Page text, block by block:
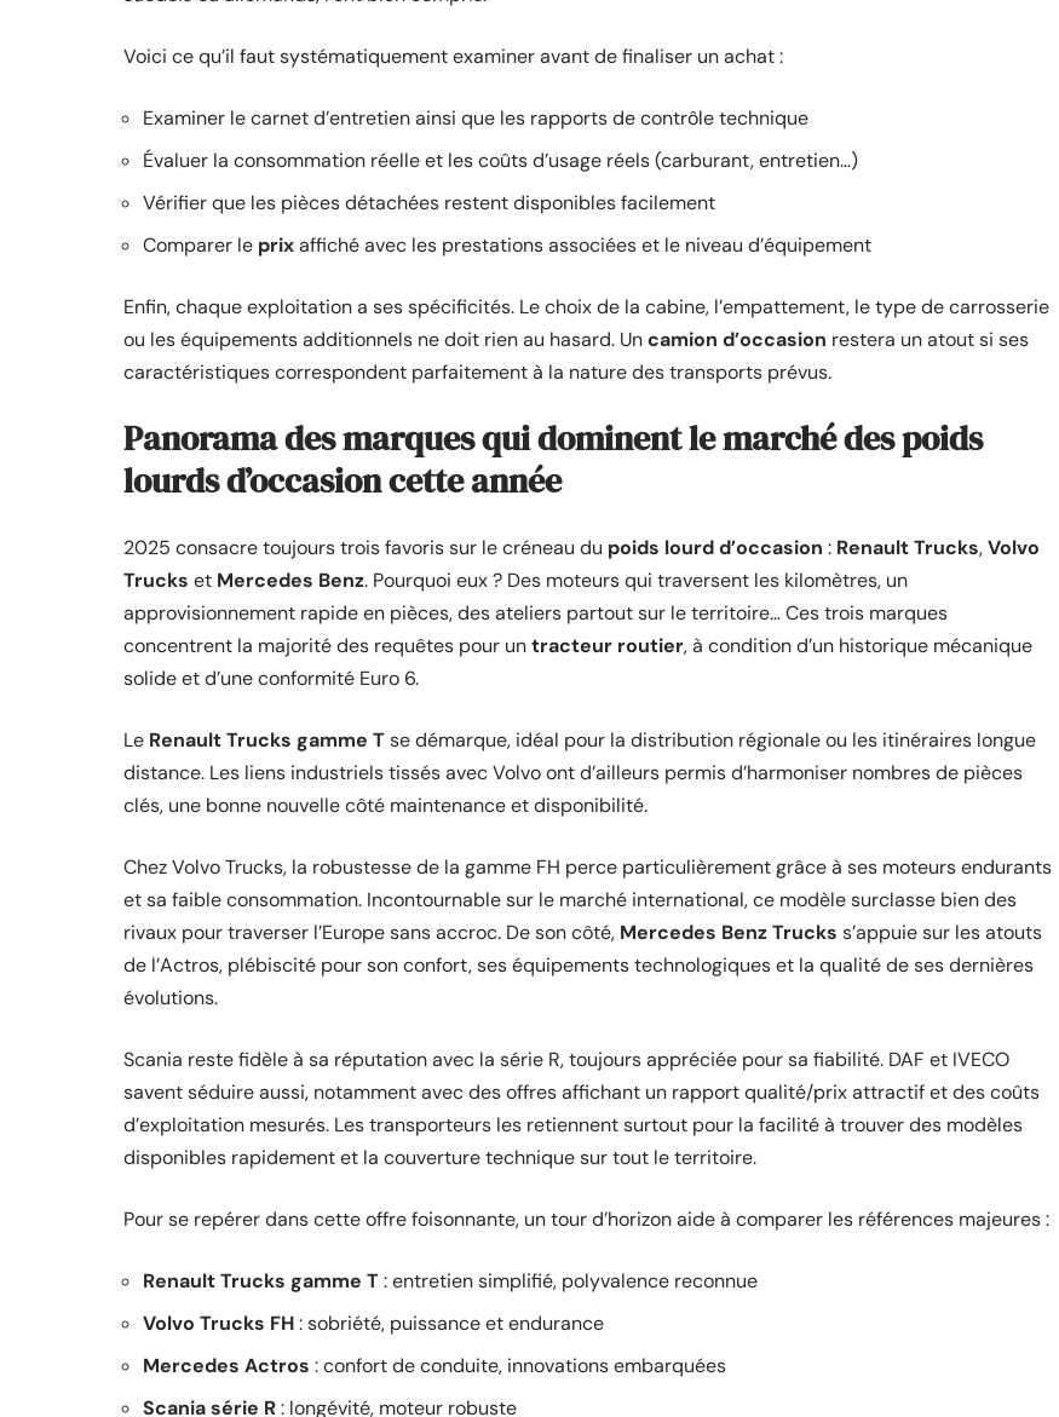
Voici ce qu’il faut systématiquement examiner avant de finaliser un achat :
Examiner le carnet d’entretien ainsi que les rapports de contrôle technique
Évaluer la consommation réelle et les coûts d’usage réels (carburant, entretien…)
Vérifier que les pièces détachées restent disponibles facilement
Comparer le prixaffiché avec les prestations associées et le niveau d’équipement
Enfin, chaque exploitation a ses spécificités. Le choix de la cabine, l’empattement, le type de carrosserie
ou les équipements additionnels ne doit rien au hasard. Uncamion d’occasion restera un atout si ses
caractéristiques correspondent parfaitement à la nature des transports prévus.
Panorama des marques qui dominent le marché des poids
lourds d’occasion cette année
2025 consacre toujours trois favoris sur le créneau du poids lourd d’occasion : Renault Trucks,Volvo
Trucks et Mercedes Benz. Pourquoi eux ? Des moteurs qui traversent les kilomètres, un
approvisionnement rapide en pièces, des ateliers partout sur le territoire… Ces trois marques
concentrent la majorité des requêtes pour untracteur routier, à condition d’un historique mécanique
solide et d’une conformité Euro 6.
Le Renault Trucks gamme Tse démarque, idéal pour la distribution régionale ou les itinéraires longue
distance. Les liens industriels tissés avec Volvo ont d’ailleurs permis d’harmoniser nombres de pièces
clés, une bonne nouvelle côté maintenance et disponibilité.
Chez Volvo Trucks, la robustesse de la gamme FH perce particulièrement grâce à ses moteurs endurants
et sa faible consommation. Incontournable sur le marché international, ce modèle surclasse bien des
rivaux pour traverser l’Europe sans accroc. De son côté, Mercedes Benz Trucks s’appuie sur les atouts
de l’Actros, plébiscité pour son confort, ses équipements technologiques et la qualité de ses dernières
évolutions.
Scania reste fidèle à sa réputation avec la série R, toujours appréciée pour sa fiabilité. DAF et IVECO
savent séduire aussi, notamment avec des offres affichant un rapport qualité/prix attractif et des coûts
d’exploitation mesurés. Les transporteurs les retiennent surtout pour la facilité à trouver des modèles
disponibles rapidement et la couverture technique sur tout le territoire.
Pour se repérer dans cette offre foisonnante, un tour d’horizon aide à comparer les références majeures :
Renault Trucks gamme T: entretien simplifié, polyvalence reconnue
Volvo Trucks FH: sobriété, puissance et endurance
Mercedes Actros : confort de conduite, innovations embarquées
Scania série R: longévité, moteur robuste